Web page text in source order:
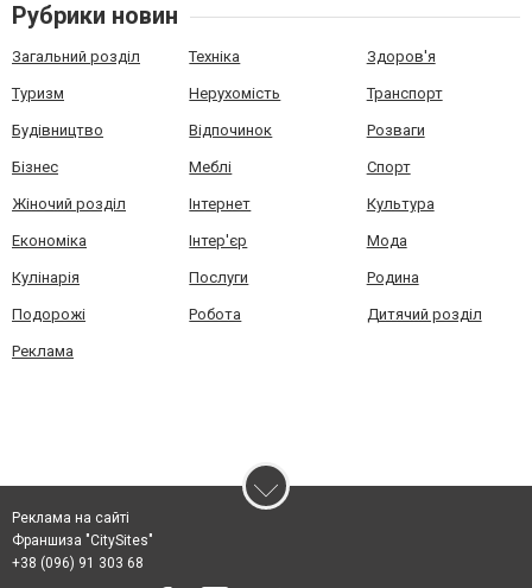
Рубрики новин
Загальний розділ Техніка Здоров'я
Туризм Нерухомість Транспорт
Будівництво Відпочинок Розваги
Бізнес Меблі Спорт
Жіночий розділ Інтернет Культура
Економіка Інтер'єр Мода
Кулінарія Послуги Родина
Подорожі Робота Дитячий розділ
Реклама
Реклама на сайті
Франшиза "CitySites"
+38 (096) 91 303 68